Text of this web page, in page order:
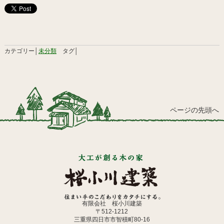
カテゴリー│ 未分類タグ│
ページの先頭へ
有限会社 桜小川建築
〒512-1212
三重県四日市市智積町80-16